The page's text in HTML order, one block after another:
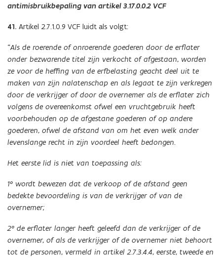
antimisbruikbepaling van artikel 3.17.0.0.2 VCF
41. Artikel 2.7.1.0.9 VCF luidt als volgt:
“Als de roerende of onroerende goederen door de erflater
onder bezwarende titel zijn verkocht of afgestaan, worden
ze voor de heffing van de erfbelasting geacht deel uit te
maken van zijn nalatenschap en als legaat te zijn verkregen
door de verkrijger of door de overnemer als de erflater zich
volgens de overeenkomst ofwel een vruchtgebruik heeft
voorbehouden op de afgestane goederen of op andere
goederen, ofwel de afstand van om het even welk ander
levenslange recht in zijn voordeel heeft bedongen.
Het eerste lid is niet van toepassing als:
1° wordt bewezen dat de verkoop of de afstand geen
bedekte bevoordeling is van de verkrijger of van de
overnemer;
2° de erflater langer heeft geleefd dan de verkrijger of de
overnemer, of als de verkrijger of de overnemer niet behoort
tot de personen, vermeld in artikel 2.7.3.4.4, eerste, tweede en